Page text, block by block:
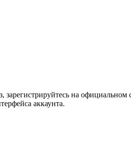
на официальном
аккаунта.